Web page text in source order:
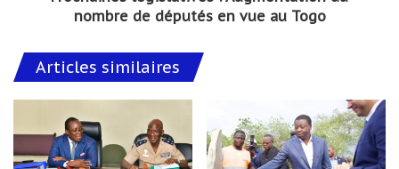
nombre de députés en vue au Togo
Articles similaires